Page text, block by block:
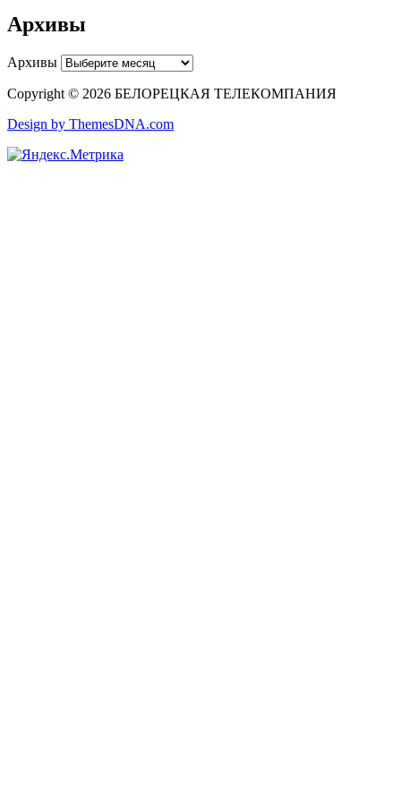
Архивы
Архивы
Copyright © 2026 БЕЛОРЕЦКАЯ ТЕЛЕКОМПАНИЯ
Design by ThemesDNA.com